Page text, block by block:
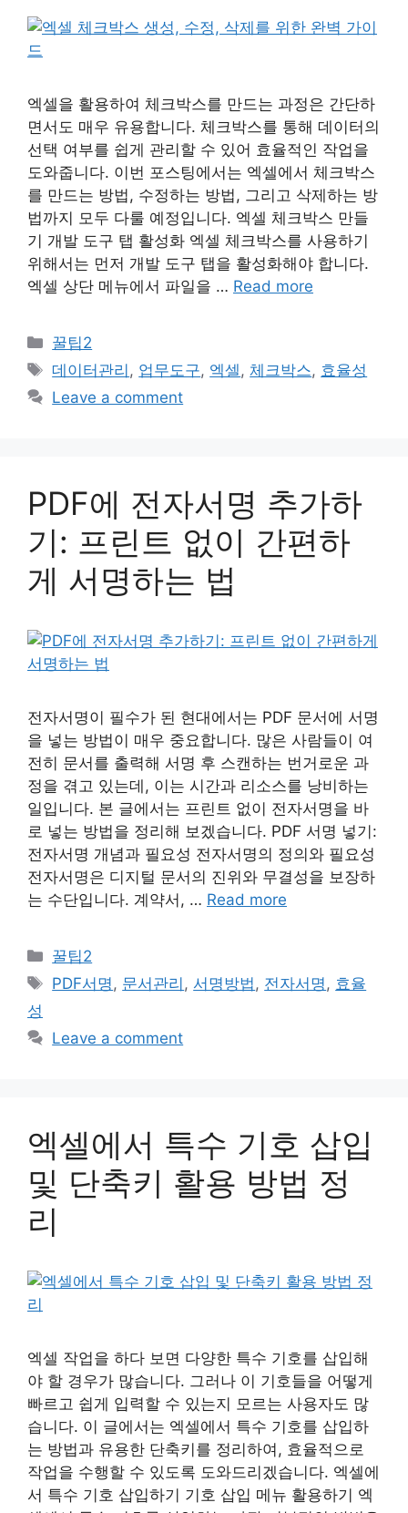
엑셀을 활용하여 체크박스를 만드는 과정은 간단하
면서도 매우 유용합니다. 체크박스를 통해 데이터의
선택 여부를 쉽게 관리할 수 있어 효율적인 작업을
도와줍니다. 이번 포스팅에서는 엑셀에서 체크박스
를 만드는 방법, 수정하는 방법, 그리고 삭제하는 방
법까지 모두 다룰 예정입니다. 엑셀 체크박스 만들
기 개발 도구 탭 활성화 엑셀 체크박스를 사용하기
위해서는 먼저 개발 도구 탭을 활성화해야 합니다.
엑셀 상단 메뉴에서 파일을 … Read more
Categories
꿀팁2
Tags
데이터관리 , 업무도구, 엑셀,체크박스, 효율성
Leave a comment
PDF에 전자서명 추가하
기: 프린트 없이 간편하
게 서명하는 법
전자서명이 필수가 된 현대에서는 PDF 문서에 서명
을 넣는 방법이 매우 중요합니다. 많은 사람들이 여
전히 문서를 출력해 서명 후 스캔하는 번거로운 과
정을 겪고 있는데, 이는 시간과 리소스를 낭비하는
일입니다. 본 글에서는 프린트 없이 전자서명을 바
로 넣는 방법을 정리해 보겠습니다. PDF 서명 넣기:
전자서명 개념과 필요성 전자서명의 정의와 필요성
전자서명은 디지털 문서의 진위와 무결성을 보장하
는 수단입니다. 계약서, … Read more
Categories
꿀팁2
Tags
PDF서명, 문서관리 , 서명방법, 전자서명, 효율
성
Leave a comment
엑셀에서 특수 기호 삽입
및 단축키 활용 방법 정
리
엑셀 작업을 하다 보면 다양한 특수 기호를 삽입해
야 할 경우가 많습니다. 그러나 이 기호들을 어떻게
빠르고 쉽게 입력할 수 있는지 모르는 사용자도 많
습니다. 이 글에서는 엑셀에서 특수 기호를 삽입하
는 방법과 유용한 단축키를 정리하여, 효율적으로
작업을 수행할 수 있도록 도와드리겠습니다. 엑셀에
서 특수 기호 삽입하기 기호 삽입 메뉴 활용하기 엑